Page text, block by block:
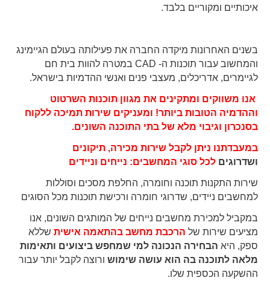
איכותיים ומקוריים בלבד.
בשנים האחרונות מיקדה החברה את פעילותה בעולם הגיימינג
והמחשוב עבור תוכנות ה- CAD במטרה להוות בית חם
לגיימרים, אדריכלים, מעצבי פנים ואנשי ההדמיות בישראל.
אנו משווקים ומתקינים את מגוון תוכנות השרטוט
וההדמיה הטובות ביותר! ומעניקים שירות תמיכה ללקוח
בסנכרון וגיבוי מלא של בתי התוכנה השונים.
במעבדתנו ניתן לקבל שירות מכירה, תיקונים
ושדרוגים לכל סוגי המחשבים: נייחים וניידים
שירות התקנות תוכנה וחומרה, החלפת מסכים וסוללות
למחשבים ניידים, שדרוגי חומרה ורכישת תוכנות מכל הסוגים
במקביל למכירת מחשבים נייחים של המותגים השונים, אנו
מציעים שירות של הרכבת מחשב בהתאמה אישית שללא
ספק, היא הבחירה הנכונה למי שמחפש ביצועים ותאימות
מלאה לתוכנה בה הוא עושה שימוש ורוצה לקבל יותר עבור
ההשקעה הכספית שלו.